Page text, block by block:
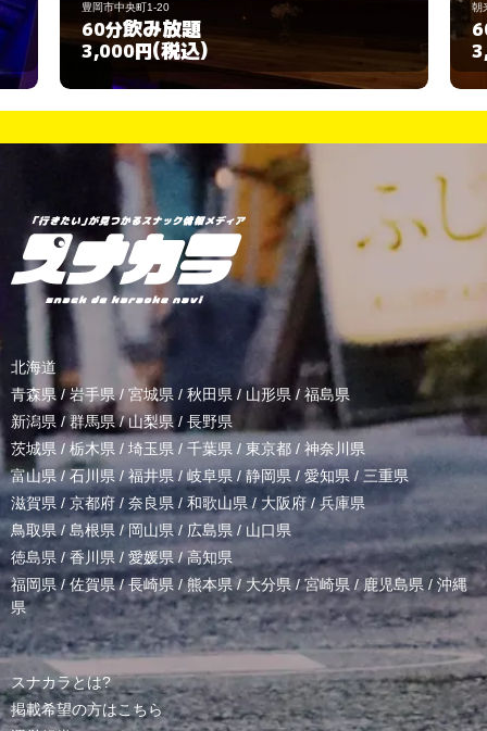
豊岡市中央町1-20
60分飲み放題
3,000円(税込)
朝来
60
北海道
青森県 / 岩手県/ 宮城県 / 秋田県 / 山形県/ 福島県
新潟県 /群馬県/山梨県 / 長野県
茨城県 / 栃木県 / 埼玉県 / 千葉県 / 東京都 / 神奈川県
富山県 /石川県/福井県/岐阜県 / 静岡県 / 愛知県 / 三重県
滋賀県 / 京都府 / 奈良県 / 和歌山県/ 大阪府 /兵庫県
鳥取県/ 島根県 /岡山県/ 広島県 / 山口県
徳島県 /香川県 / 愛媛県/高知県
福岡県/佐賀県/長崎県 /熊本県/ 大分県/宮崎県 /鹿児島県 / 沖縄
県
スナカラとは?
掲載希望の方はこちら